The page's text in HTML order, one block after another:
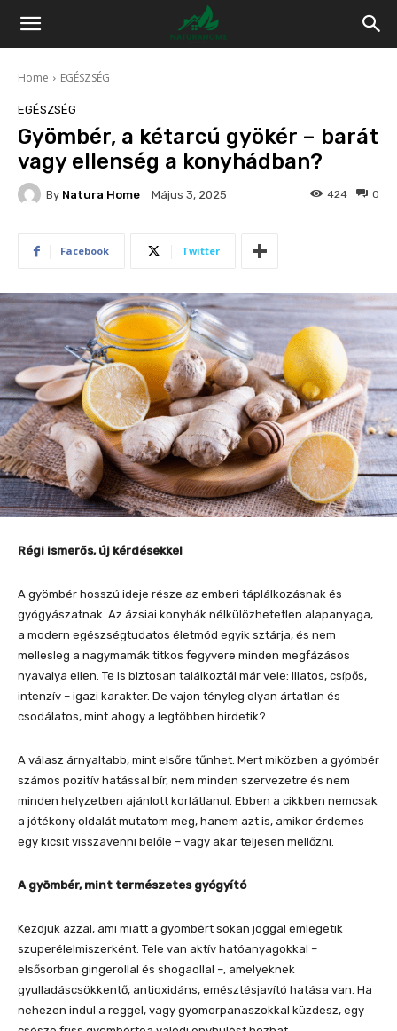
Home EGÉSZSÉG
EGÉSZSÉG
Gyömbér, a kétarcú gyökér – barát
vagy ellenség a konyhádban?
By Natura Home Május 3, 2025 0
424
Facebook Twitter
Régi ismerős, új kérdésekkel
A gyömbér hosszú ideje része az emberi táplálkozásnak és
gyógyászatnak. Az ázsiai konyhák nélkülözhetetlen alapanyaga,
a modern egészségtudatos életmód egyik sztárja, és nem
mellesleg a nagymamák titkos fegyvere minden megfázásos
nyavalya ellen. Te is biztosan találkoztál már vele: illatos, csípős,
intenzív – igazi karakter. De vajon tényleg olyan ártatlan és
csodálatos, mint ahogy a legtöbben hirdetik?
A válasz árnyaltabb, mint elsőre tűnhet. Mert miközben a gyömbér
számos pozitív hatással bír, nem minden szervezetre és nem
minden helyzetben ajánlott korlátlanul. Ebben a cikkben nemcsak
a jótékony oldalát mutatom meg, hanem azt is, amikor érdemes
egy kicsit visszavenni belőle – vagy akár teljesen mellőzni.
A gyömbér, mint természetes gyógyító
Kezdjük azzal, ami miatt a gyömbért sokan joggal emlegetik
szuperélelmiszerként. Tele van aktív hatóanyagokkal –
elsősorban gingerollal és shogaollal –, amelyeknek
gyulladáscsökkentő, antioxidáns, emésztésjavító hatása van. Ha
nehezen indul a reggel, vagy gyomorpanaszokkal küzdesz, egy